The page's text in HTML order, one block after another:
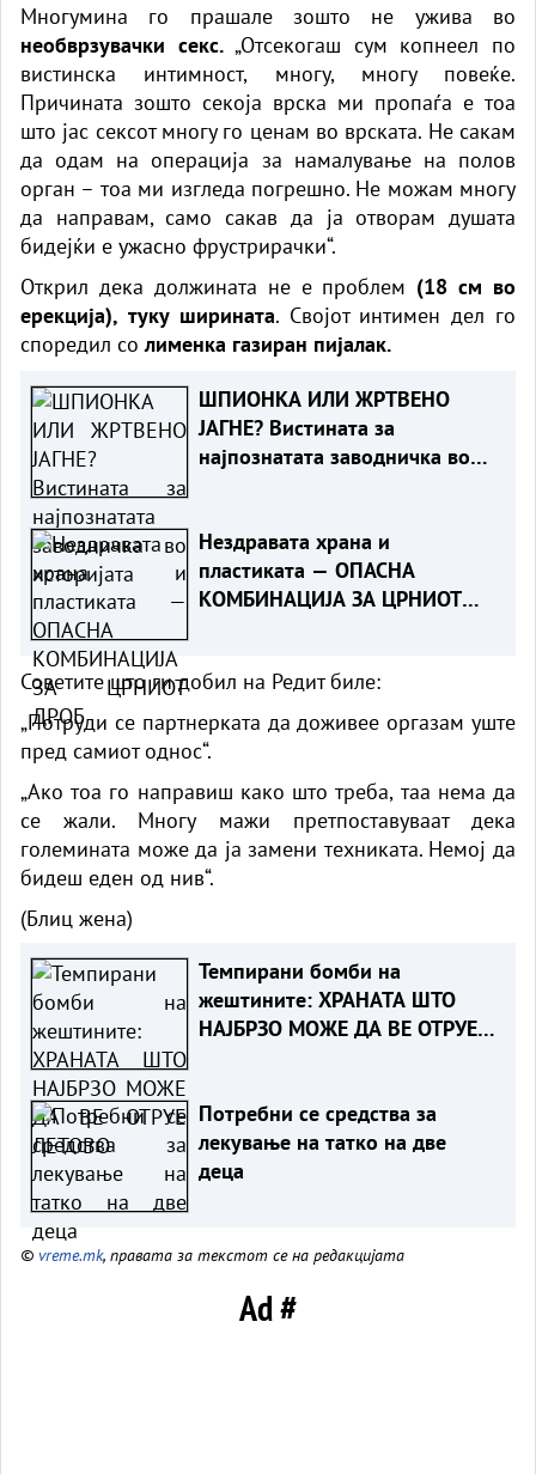
Многумина го прашале зошто не ужива во
необврзувачки секс.„Отсекогаш сум копнеел по
вистинска интимност, многу, многу повеќе.
Причината зошто секоја врска ми пропаѓа е тоа
што јас сексот многу го ценам во врската. Не сакам
да одам на операција за намалување на полов
орган – тоа ми изгледа погрешно. Не можам многу
да направам, само сакав да ја отворам душата
бидејќи е ужасно фрустрирачки“.
Открил дека должината не е проблем (18 см во
ерекција), туку ширината. Својот интимен дел го
споредил солименка газиран пијалак.
ШПИОНКА ИЛИ ЖРТВЕНО
ЈАГНЕ? Вистината за
најпознатата заводничка во
Нездравата храна и
пластиката — ОПАСНА
КОМБИНАЦИЈА ЗА ЦРНИОТ
Советите што ги добил на Редит биле:
„Потруди се партнерката да доживее оргазам уште
пред самиот однос“.
„Ако тоа го направиш како што треба, таа нема да
се жали. Многу мажи претпоставуваат дека
големината може да ја замени техниката. Немој да
бидеш еден од нив“.
(Блиц жена)
Темпирани бомби на
жештините: ХРАНАТА ШТО
НАЈБРЗО МОЖЕ ДА ВЕ ОТРУЕ
Потребни се средства за
лекување на татко на две
деца
© vreme.mk, правата за текстот се на редакцијата
Ad #